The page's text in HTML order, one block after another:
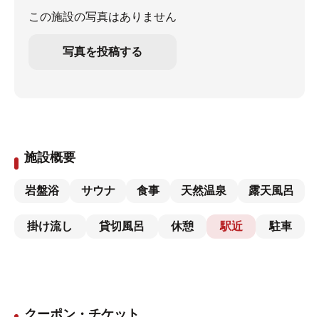
この施設の写真はありません
写真を投稿する
施設概要
岩盤浴 サウナ 食事 天然温泉 露天風呂
掛け流し 貸切風呂 休憩 駅近 駐車
クーポン・チケット